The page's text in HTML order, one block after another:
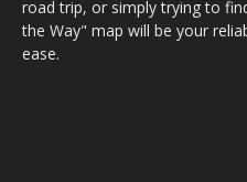
road trip, or simply trying to
the Way" map will be your
ease.